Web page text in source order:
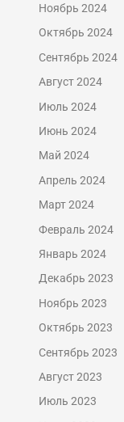
Ноябрь 2024
Октябрь 2024
Сентябрь 2024
Август 2024
Июль 2024
Июнь 2024
Май 2024
Апрель 2024
Март 2024
Февраль 2024
Январь 2024
Декабрь 2023
Ноябрь 2023
Октябрь 2023
Сентябрь 2023
Август 2023
Июль 2023